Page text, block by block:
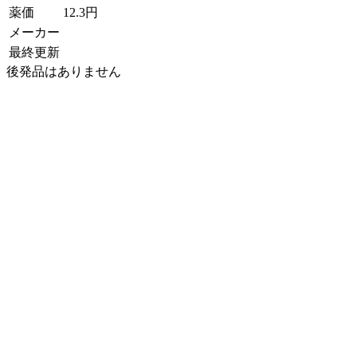
薬価
12.3円
メーカー
最終更新
後発品はありません